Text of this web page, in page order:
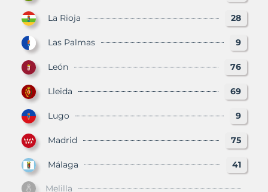
La Rioja 28
Las Palmas 9
León 76
Lleida 69
Lugo 9
Madrid 75
Málaga 41
Melilla